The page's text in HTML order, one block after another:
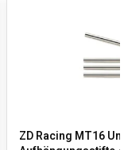
ZD Racing MT16